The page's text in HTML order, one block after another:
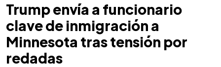
Trump envía a funcionario
clave de inmigración a
Minnesota tras tensión por
redadas